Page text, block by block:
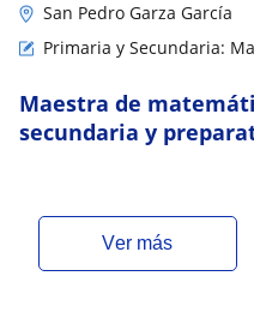
San Pedro Garza García
Primaria y Secundaria:
Maestra de
secundaria y
ver más